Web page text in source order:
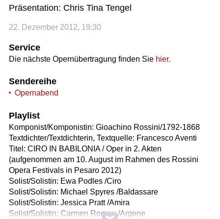
Präsentation: Chris Tina Tengel
22. Dezember 2012, 19:30
Service
Die nächste Opernübertragung finden Sie hier.
Sendereihe
Opernabend
Playlist
Komponist/Komponistin: Gioachino Rossini/1792-1868
Textdichter/Textdichterin, Textquelle: Francesco Aventi
Titel: CIRO IN BABILONIA / Oper in 2. Akten
(aufgenommen am 10. August im Rahmen des Rossini
Opera Festivals in Pesaro 2012)
Solist/Solistin: Ewa Podles /Ciro
Solist/Solistin: Michael Spyres /Baldassare
Solist/Solistin: Jessica Pratt /Amira
Solist/Solistin: Carmen Romeu /Argene